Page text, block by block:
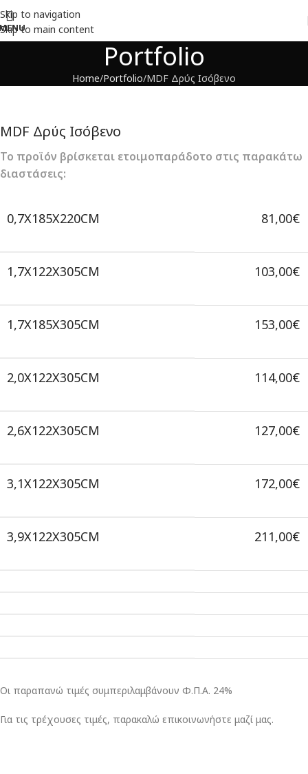
Skip to navigation
Skip to main content
Portfolio
Home Portfolio MDF Δρύς Ισόβενο
MDF Δρύς Ισόβενο
Το προϊόν βρίσκεται ετοιμοπαράδοτο στις παρακάτω
διαστάσεις:
0,7X185X220CM 81,00€
1,7X122X305CM 103,00€
1,7X185X305CM 153,00€
2,0X122X305CM 114,00€
2,6X122X305CM 127,00€
3,1X122X305CM 172,00€
3,9X122X305CM 211,00€
Οι παραπανώ τιμές συμπεριλαμβάνουν Φ.Π.Α. 24%
Για τις τρέχουσες τιμές, παρακαλώ επικοινωνήστε μαζί μας.